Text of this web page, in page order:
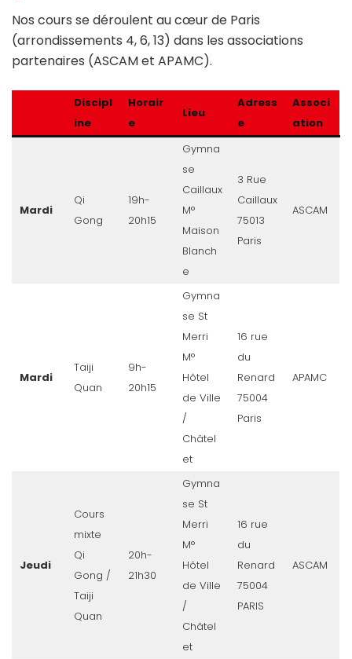
Nos cours se déroulent au cœur de Paris
(arrondissements 4, 6, 13) dans les associations
partenaires (ASCAM et APAMC).
Discipl
ine
Horair
e
Lieu
Adress
e
Associ
ation
Mardi
Qi
Gong
19h-
20h15
Gymna
se
Caillaux
M°
Maison
Blanch
e
3 Rue
Caillaux
75013
Paris
ASCAM
Mardi
Taiji
Quan
9h-
20h15
Gymna
se St
Merri
M°
Hôtel
de Ville
/
Châtel
et
16 rue
du
Renard
75004
Paris
APAMC
Jeudi
Cours
mixte
Qi
Gong /
Taiji
Quan
20h-
21h30
Gymna
se St
Merri
M°
Hôtel
de Ville
/
Châtel
et
16 rue
du
Renard
75004
PARIS
ASCAM